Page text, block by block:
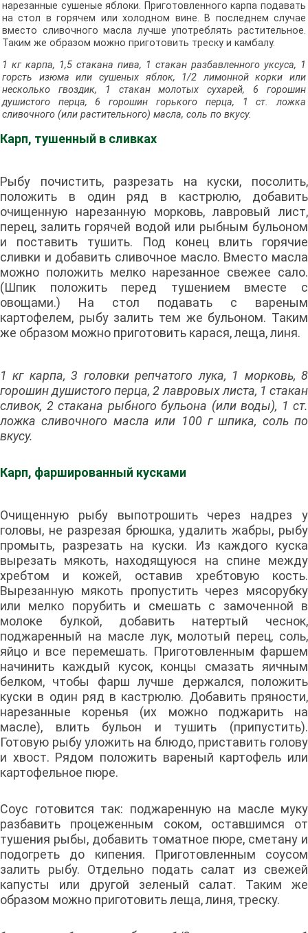
нарезанные сушеные яблоки. Приготовленного карпа подавать
на стол в горячем или холодном вине. В последнем случае
вместо сливочного масла лучше употреблять растительное.
Таким же образом можно приготовить треску и камбалу.
1 кг карпа, 1,5 стакана пива, 1 стакан разбавленного уксуса, 1
горсть изюма или сушеных яблок, 1/2 лимонной корки или
несколько гвоздик, 1 стакан молотых сухарей, 6 горошин
душистого перца, 6 горошин горького перца, 1 ст. ложка
сливочного (или растительного) масла, соль по вкусу.
Карп, тушенный в сливках
Рыбу почистить, разрезать на куски, посолить,
положить в один ряд в кастрюлю, добавить
очищенную нарезанную морковь, лавровый лист,
перец, залить горячей водой или рыбным бульоном
и поставить тушить. Под конец влить горячие
сливки и добавить сливочное масло. Вместо масла
можно положить мелко нарезанное свежее сало.
(Шпик положить перед тушением вместе с
овощами.) На стол подавать с вареным
картофелем, рыбу залить тем же бульоном. Таким
же образом можно приготовить карася, леща, линя.
1 кг карпа, 3 головки репчатого лука, 1 морковь, 8
горошин душистого перца, 2 лавровых листа, 1 стакан
сливок, 2 стакана рыбного бульона (или воды), 1 ст.
ложка сливочного масла или 100 г шпика, соль по
вкусу.
Карп, фаршированный кусками
Очищенную рыбу выпотрошить через надрез у
головы, не разрезая брюшка, удалить жабры, рыбу
промыть, разрезать на куски. Из каждого куска
вырезать мякоть, находящуюся на спине между
хребтом и кожей, оставив хребтовую кость.
Вырезанную мякоть пропустить через мясорубку
или мелко порубить и смешать с замоченной в
молоке булкой, добавить натертый чеснок,
поджаренный на масле лук, молотый перец, соль,
яйцо и все перемешать. Приготовленным фаршем
начинить каждый кусок, концы смазать яичным
белком, чтобы фарш лучше держался, положить
куски в один ряд в кастрюлю. Добавить пряности,
нарезанные коренья (их можно поджарить на
масле), влить бульон и тушить (припустить).
Готовую рыбу уложить на блюдо, приставить голову
и хвост. Рядом положить вареный картофель или
картофельное пюре.
Соус готовится так: поджаренную на масле муку
разбавить процеженным соком, оставшимся от
тушения рыбы, добавить томатное пюре, сметану и
подогреть до кипения. Приготовленным соусом
залить рыбу. Отдельно подать салат из свежей
капусты или другой зеленый салат. Таким же
образом можно приготовить леща, линя, треску.